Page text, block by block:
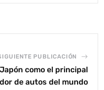
PUBLICACIÓN
como el principal
de autos del mundo